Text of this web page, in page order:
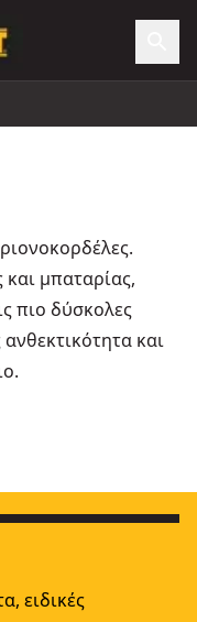
μπαταρίας,
πιο δύσκολες
και
ειδικές